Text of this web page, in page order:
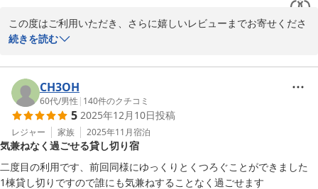
再びお迎えできます日を心よりお待ちしております。
くださりありがとうございました。(__)
改めてまして、この度のご利用誠にありがとうございました。
2025-09-20
クルマの駐車もコンパクトカーなら問題ありません。
1点だけ、予約時に申し伝えできていたかったのですが、連れが化繊が
す。
ぜひまた利用させていただきますので、その際はよろしくお願いいたし
この度はご利用いただき、さらに嬉しいレビューまでお寄せくださ
りありがとうございます。
お連れ様との大切なご滞在に「GUESTHOUSEちはやふる」をお選
びいただき、静かに快適にお過ごしいただけたとのお言葉に嬉しい
限りです。
また、坪庭や雰囲気、アメニティ類、フットマッサージャーやお菓
子・お飲み物など、少しでも
旅の疲れを癒すお手伝いができていれば
嬉しいです。
続きを読む
CH3OH
60代/男性 | 140件のクチコミ
5 2025年12月10日投稿
レジャー 家族 2025年11月宿泊
気兼ねなく過ごせる貸し切り宿
二度目の利用です、前回同様にゆっくりとくつろぐことができました